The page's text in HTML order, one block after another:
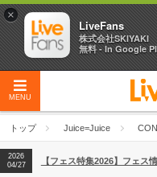
MENU
トップ Juice=Juice
2026
04/27
2026
【ライブ動員ランキング】
2026
04/27
【フェス特集2026】フェス
×
LiveFans
株式会社SKIYAKI
無料 - In Google